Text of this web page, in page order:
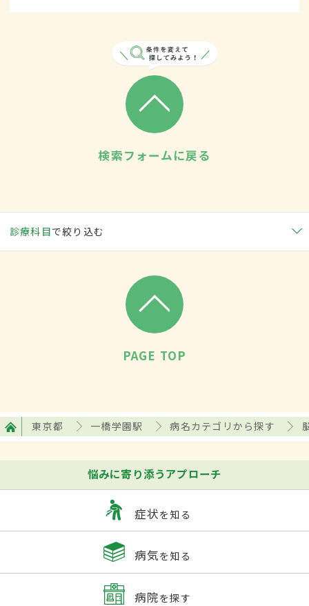
検索フォームに戻る
診療科目で絞り込む
PAGE TOP
東京都 一橋学園駅 病名カテゴリから探す
悩みに寄り添うアプローチ
症状を知る
病気を知る
病院を探す